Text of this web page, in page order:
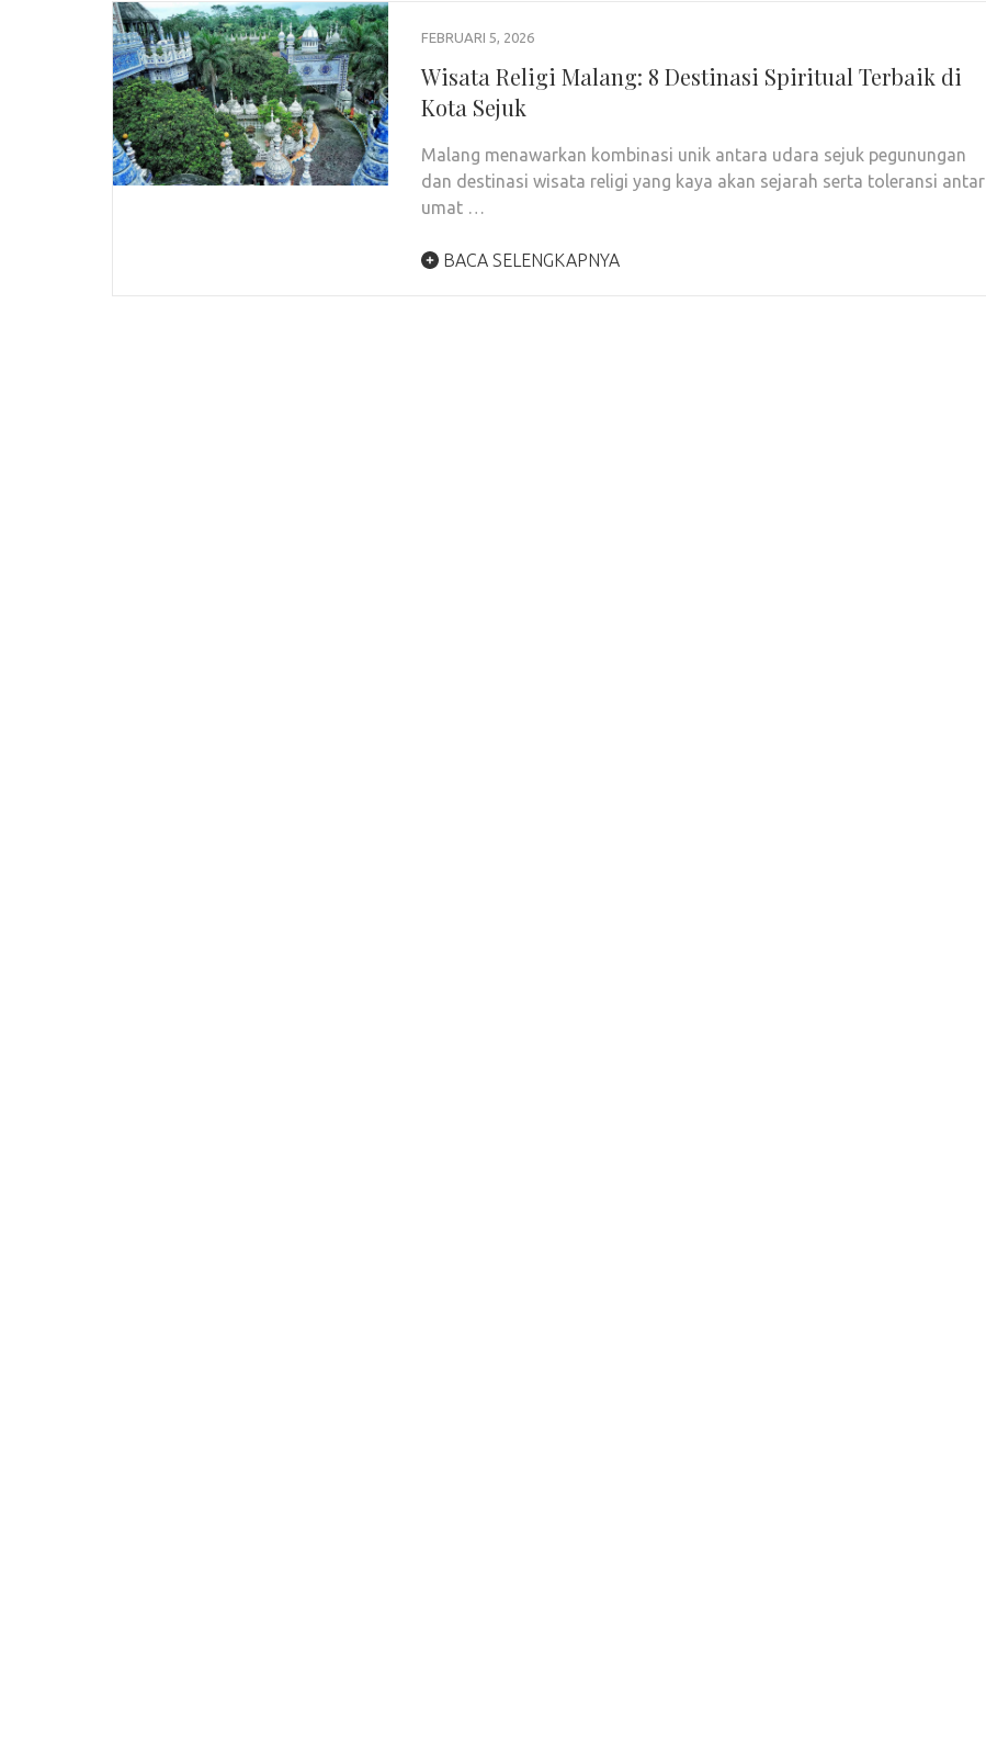
FEBRUARI 5, 2026
Wisata Religi Malang: 8 Destinasi Spiritual Terbaik di
Kota Sejuk
Malang menawarkan kombinasi unik antara udara sejuk pegunungan
dan destinasi wisata religi yang kaya akan sejarah serta toleransi antar
umat …
BACA SELENGKAPNYA